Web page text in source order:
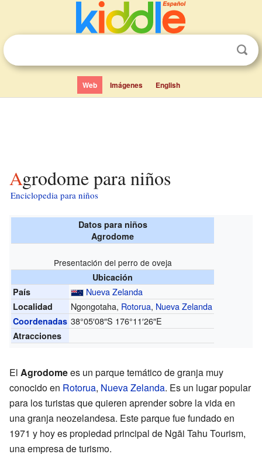
Web Imágenes English
Agrodome para niños
Enciclopedia para niños
Datos para niños
Agrodome
Presentación del perro de oveja
Ubicación
País
Nueva Zelanda
Localidad Ngongotaha, Rotorua, Nueva Zelanda
Coordenadas 38°05′08″S 176°11′26″E
Atracciones
El Agrodomees un parque temático de granja muy
conocido en Rotorua, Nueva Zelanda. Es un lugar popular
para los turistas que quieren aprender sobre la vida en
una granja neozelandesa. Este parque fue fundado en
1971 y hoy es propiedad principal de Ngāi Tahu Tourism,
una empresa de turismo.